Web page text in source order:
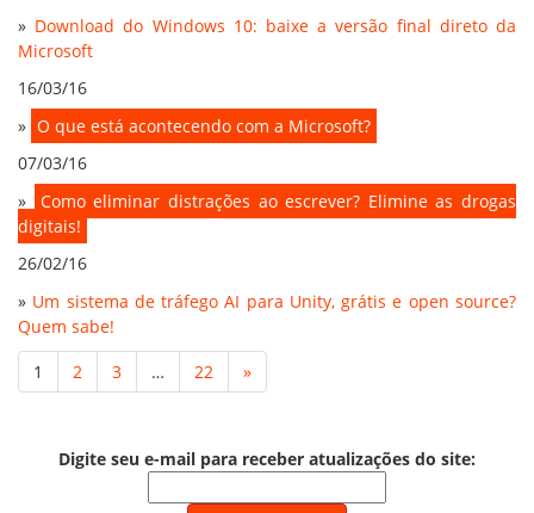
» Download do Windows 10: baixe a versão final direto da
Microsoft
16/03/16
» O que está acontecendo com a Microsoft?
07/03/16
»
Como eliminar distrações ao escrever? Elimine as drogas
digitais!
26/02/16
» Um sistema de tráfego AI para Unity, grátis e open source?
Quem sabe!
1 2 3 … 22 »
Digite seu e-mail para receber atualizações do site: